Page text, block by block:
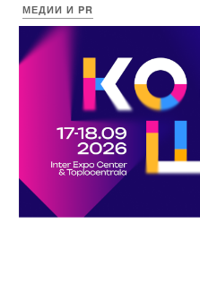
МЕДИИ И PR